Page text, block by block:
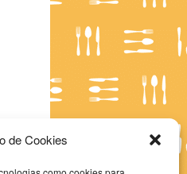
de Cookies